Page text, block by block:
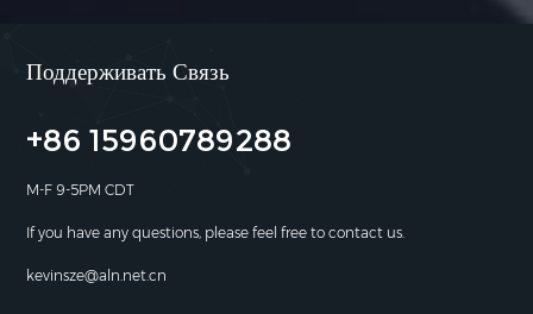
Поддерживать Связь
+86 15960789288
M-F 9-5PM CDT
If you have any questions, please feel free to contact us.
kevinsze@aln.net.cn